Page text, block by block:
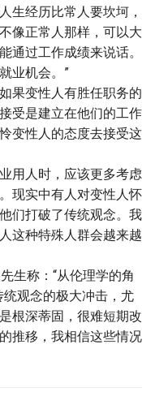
生经历比常人要坎坷，
像正常人那样，可以大
通过工作成绩来说话。
业机会。”
果变性人有胜任职务的
受是建立在他们的工作
变性人的态度去接受这
用人时，应该更多考虑
现实中有人对变性人怀
们打破了传统观念。我
这种特殊人群会越来越
生称：“从伦理学的角
统观念的极大冲击，尤
根深蒂固，很难短期改
推移，我相信这些情况